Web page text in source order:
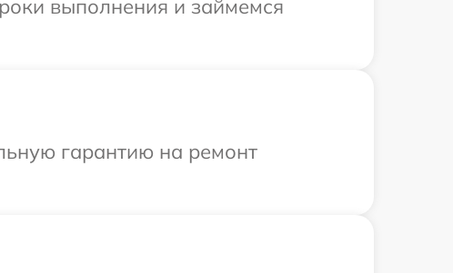
выполнения и займемся
гарантию на ремонт